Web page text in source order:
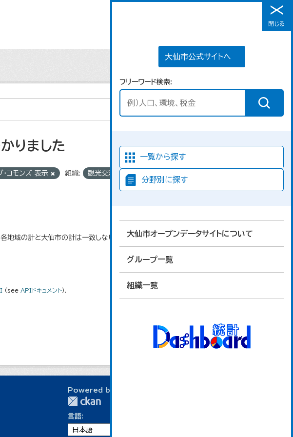
メニュー
大仙市公式サイトへ
フリーワード検索
一覧から探す
分野別に探す
大仙市オープンデータサイトについて
グループ一覧
組織一覧
閉じる
りました
・コモンズ 表示 組織: 観光交流課
地域の計と大仙市の計は一致しない場合がある。
(see APIドキュメント).
Powered by
言語